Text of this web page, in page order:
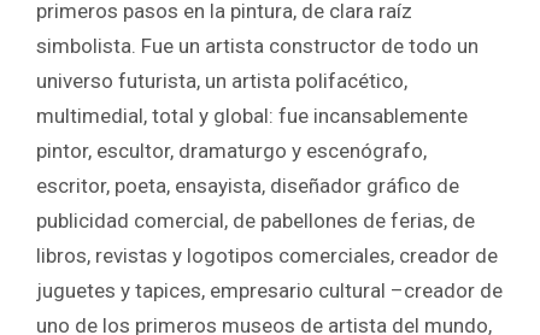
primeros pasos en la pintura, de clara raíz
simbolista. Fue un artista constructor de todo un
universo futurista, un artista polifacético,
multimedial, total y global: fue incansablemente
pintor, escultor, dramaturgo y escenógrafo,
escritor, poeta, ensayista, diseñador gráfico de
publicidad comercial, de pabellones de ferias, de
libros, revistas y logotipos comerciales, creador de
juguetes y tapices, empresario cultural –creador de
uno de los primeros museos de artista del mundo,